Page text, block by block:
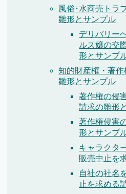
風俗･水商売トラ
雛形とサンプル
デリバリー
ルス嬢の交
形とサンプ
知的財産権・著
雛形とサンプル
著作権の侵
請求の雛形
著作権侵害
形とサンプ
キャラクタ
販売中止を
自社の社名
止を求める